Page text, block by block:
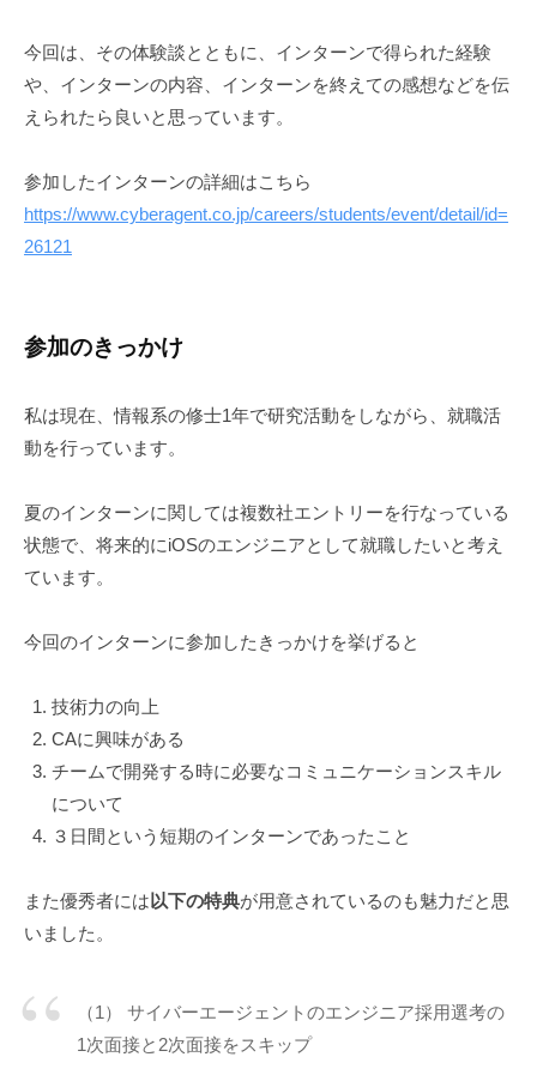
今回は、その体験談とともに、インターンで得られた経験
や、インターンの内容、インターンを終えての感想などを伝
えられたら良いと思っています。
参加したインターンの詳細はこちら
https://www.cyberagent.co.jp/careers/students/event/detail/id=
26121
参加のきっかけ
私は現在、情報系の修士1年で研究活動をしながら、就職活
動を行っています。
夏のインターンに関しては複数社エントリーを行なっている
状態で、将来的にiOSのエンジニアとして就職したいと考え
ています。
今回のインターンに参加したきっかけを挙げると
技術力の向上
CAに興味がある
チームで開発する時に必要なコミュニケーションスキル
について
３日間という短期のインターンであったこと
また優秀者には 以下の特典が用意されているのも魅力だと思
いました。
（1） サイバーエージェントのエンジニア採用選考の
1次面接と2次面接をスキップ